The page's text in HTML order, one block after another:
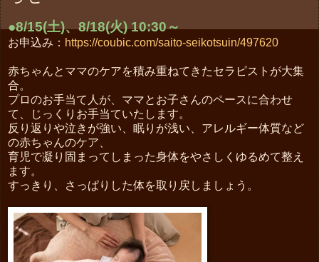
●8/15(土)、8/18(火) 10:30～
お申込み： https://coubic.com/saito-seikotsuin/497620
赤ちゃんとママのケアを積み重ねてきたセラピストが大集
合。
プロのお手当て人が、ママとお子さんのペースに合わせ
て、じっくりお手当ていたします。
反り返りや泣きが強い、眠りが浅い、アレルギー体質など
の赤ちゃんのケア、
育児で凝り固まってしまった身体をやさしくゆるめて整え
ます。
すっきり、さっぱりした体を取り戻しましょう。